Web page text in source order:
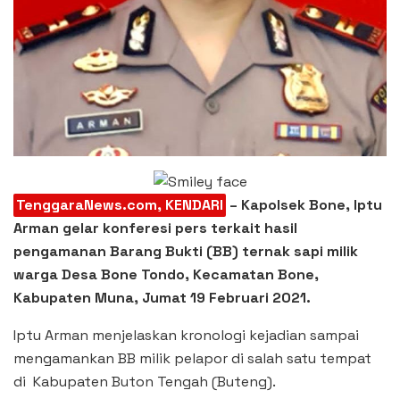
TenggaraNews.com, KENDARI – Kapolsek Bone, Iptu
Arman gelar konferesi pers terkait hasil
pengamanan Barang Bukti (BB) ternak sapi milik
warga Desa Bone Tondo, Kecamatan Bone,
Kabupaten Muna, Jumat 19 Februari 2021.
Iptu Arman menjelaskan kronologi kejadian sampai
mengamankan BB milik pelapor di salah satu tempat
di Kabupaten Buton Tengah (Buteng).